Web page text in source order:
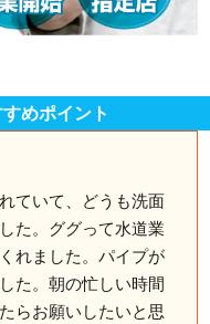
めポイント
ていて、どうも洗面
た。ググって水道業
れました。パイプが
た。朝の忙しい時間
らお願いしたいと思